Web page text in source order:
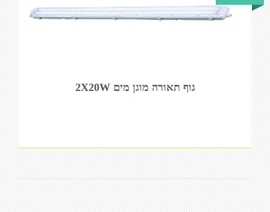
גוף תאורה מוגן מים 2X20W